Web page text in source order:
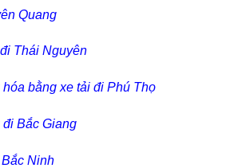
Quang
Thái Nguyên
bằng xe tải đi Phú Thọ
Bắc Giang
Ninh